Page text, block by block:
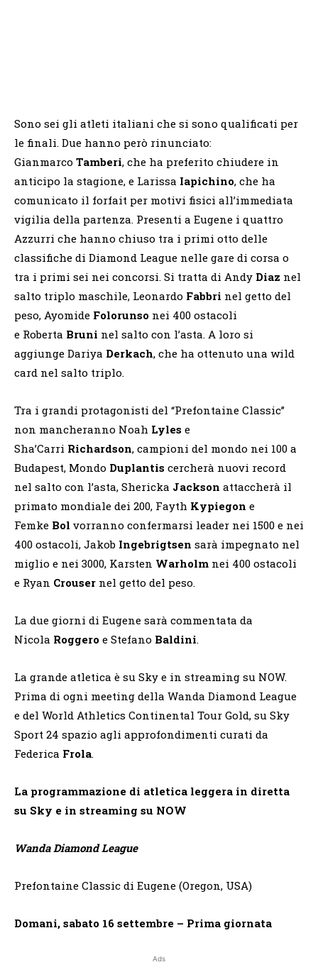
Sono sei gli atleti italiani che si sono qualificati per
le finali. Due hanno però rinunciato:
Gianmarco Tamberi, che ha preferito chiudere in
anticipo la stagione, e Larissa Iapichino, che ha
comunicato il forfait per motivi fisici all’immediata
vigilia della partenza. Presenti a Eugene i quattro
Azzurri che hanno chiuso tra i primi otto delle
classifiche di Diamond League nelle gare di corsa o
tra i primi sei nei concorsi. Si tratta di Andy Diaz nel
salto triplo maschile, Leonardo Fabbri nel getto del
peso, Ayomide Folorunso nei 400 ostacoli
e Roberta Bruni nel salto con l’asta. A loro si
aggiunge Dariya Derkach, che ha ottenuto una wild
card nel salto triplo.
Tra i grandi protagonisti del “Prefontaine Classic”
non mancheranno Noah Lyles e
Sha’Carri Richardson, campioni del mondo nei 100 a
Budapest, Mondo Duplantis cercherà nuovi record
nel salto con l’asta, Shericka Jackson attaccherà il
primato mondiale dei 200, Fayth Kypiegon e
Femke Bol vorranno confermarsi leader nei 1500 e nei
400 ostacoli, Jakob Ingebrigtsen sarà impegnato nel
miglio e nei 3000, Karsten Warholm nei 400 ostacoli
e Ryan Crouser nel getto del peso.
La due giorni di Eugene sarà commentata da
Nicola Roggero e Stefano Baldini.
La grande atletica è su Sky e in streaming su NOW.
Prima di ogni meeting della Wanda Diamond League
e del World Athletics Continental Tour Gold, su Sky
Sport 24 spazio agli approfondimenti curati da
Federica Frola.
La programmazione di atletica leggera in diretta
su Sky e in streaming su NOW
Wanda Diamond League
Prefontaine Classic di Eugene (Oregon, USA)
Domani, sabato 16 settembre – Prima giornata
Ads